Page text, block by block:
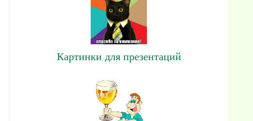
Картинки для презентаций